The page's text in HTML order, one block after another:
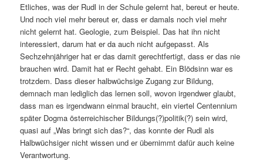
Etliches, was der Rudl in der Schule gelernt hat, bereut er heute.
Und noch viel mehr bereut er, dass er damals noch viel mehr
nicht gelernt hat. Geologie, zum Beispiel. Das hat ihn nicht
interessiert, darum hat er da auch nicht aufgepasst. Als
Sechzehnjähriger hat er das damit gerechtfertigt, dass er das nie
brauchen wird. Damit hat er Recht gehabt. Ein Blödsinn war es
trotzdem. Dass dieser halbwüchsige Zugang zur Bildung,
demnach man lediglich das lernen soll, wovon irgendwer glaubt,
dass man es irgendwann einmal braucht, ein viertel Centennium
später Dogma österreichischer Bildungs(?)politik(?) sein wird,
quasi auf „Was bringt sich das?“, das konnte der Rudl als
Halbwüchsiger nicht wissen und er übernimmt dafür auch keine
Verantwortung.